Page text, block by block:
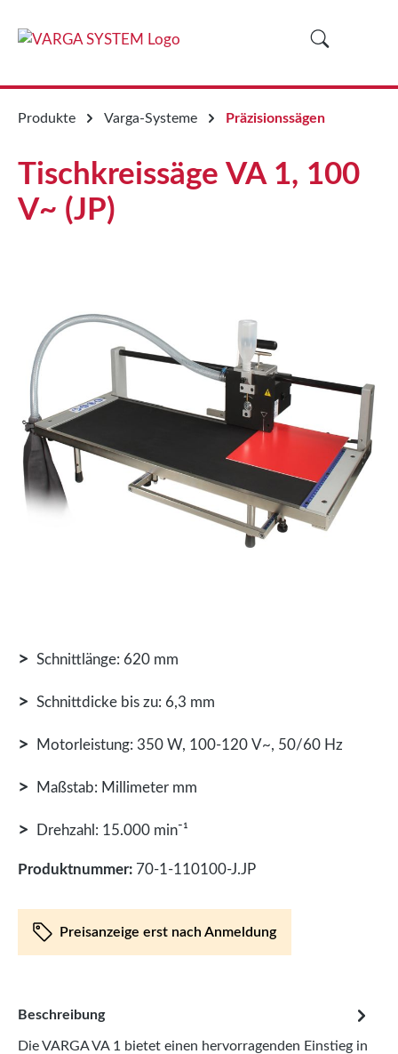
Produkte Varga-Systeme Präzisionssägen
Tischkreissäge VA 1, 100
V~ (JP)
> Schnittlänge: 620 mm
> Schnittdicke bis zu: 6,3 mm
> Motorleistung: 350 W, 100-120 V~, 50/60 Hz
> Maßstab: Millimeter mm
> Drehzahl: 15.000 min⁻¹
Produktnummer: 70-1-110100-J.JP
Preisanzeige erst nach Anmeldung
Beschreibung
Die VARGA VA 1 bietet einen hervorragenden Einstieg in